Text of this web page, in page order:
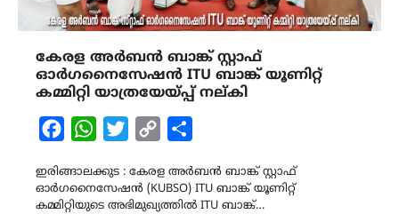
കേരള അർബൻ ബാങ്ക് സ്റ്റാഫ്
ഓർഗനൈസേഷൻ ITU ബാങ്ക് യൂണിറ്റ്
കമ്മിറ്റി യാത്രയേയ്പ്പ് നല്കി
FacebookWhatsAppTwitterCopy
ഇരിങ്ങാലക്കുട : കേരള അർബൻ ബാങ്ക് സ്റ്റാഫ്
ഓർഗനൈസേഷൻ (KUBSO) ITU ബാങ്ക് യൂണിറ്റ്
കമ്മിറ്റിയുടെ അഭിമുഖ്യത്തിൽ ITU ബാങ്ക്…